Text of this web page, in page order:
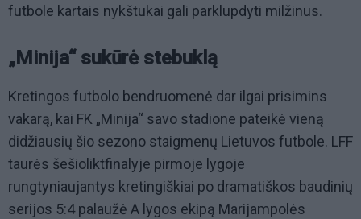
futbole kartais nykštukai gali parklupdyti milžinus.
„Minija“ sukūrė stebuklą
Kretingos futbolo bendruomenė dar ilgai prisimins
vakarą, kai FK „Minija“ savo stadione pateikė vieną
didžiausių šio sezono staigmenų Lietuvos futbole. LFF
taurės šešioliktfinalyje pirmoje lygoje
rungtyniaujantys kretingiškiai po dramatiškos baudinių
serijos 5:4 palaužė A lygos ekipą Marijampolės